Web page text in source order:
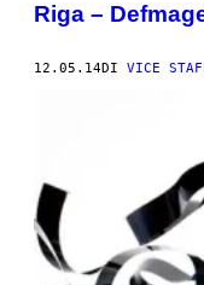
Riga –
12.05.14DI VICE